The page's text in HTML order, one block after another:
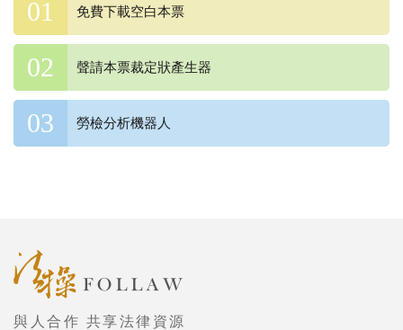
免費下載空白本票
聲請本票裁定狀產生器
勞檢分析機器人
與人合作 共享法律資源